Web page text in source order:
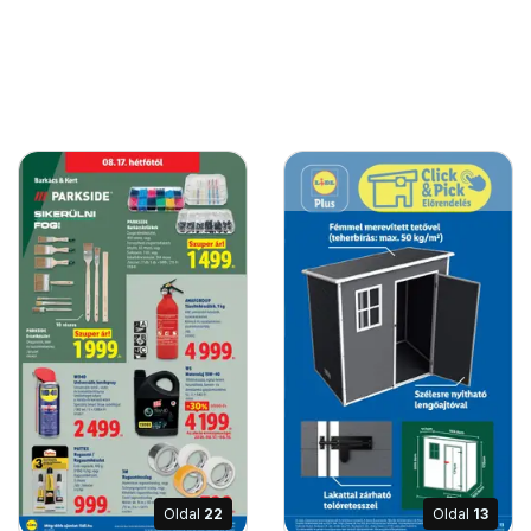
Oldal 22 Oldal 13